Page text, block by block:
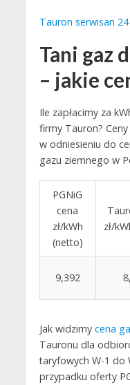
Tauron serwisan
Tani gaz
– jakie
Ile zapłacimy za
firmy Tauron?
w odniesieniu do
gazu ziemnego w
PGNiG
cena
zł/kWh
(netto)
zł/
9,392
Jak widzimy cena
Tauronu dla
taryfowych W-1 do
przypadku oferty